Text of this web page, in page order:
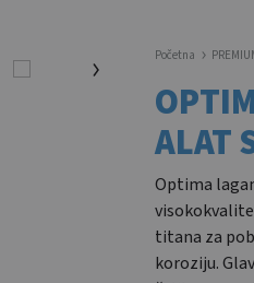
Početna
ALAT
Optima
titana za
koroziju.